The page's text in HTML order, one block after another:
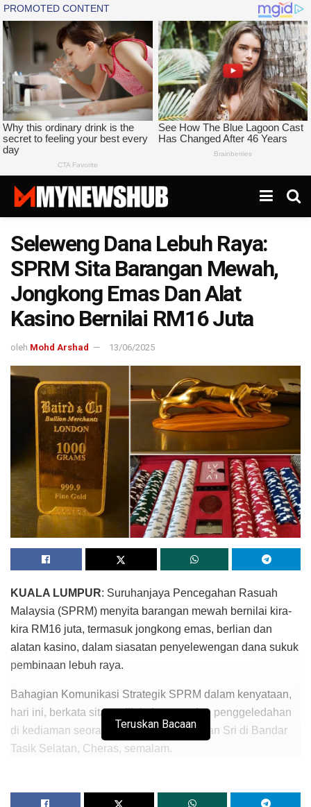
Seleweng Dana Lebuh Raya:
SPRM Sita Barangan Mewah,
Jongkong Emas Dan Alat
Kasino Bernilai RM16 Juta
oleh Mohd Arshad 13/06/2025
KUALA LUMPUR: Suruhanjaya Pencegahan Rasuah
Malaysia (SPRM) menyita barangan mewah bernilai kira-
kira RM16 juta, termasuk jongkong emas, berlian dan
alatan kasino, dalam siasatan penyelewengan dana sukuk
pembinaan lebuh raya.
Bahagian Komunikasi Strategik SPRM dalam kenyataan,
hari ini, berkata sitaan dilakukan susulan penggeledahan
di kediaman seorang individu bergelar Tan Sri di Bandar
Tasik Selatan, Cheras, semalam.
mewah bernilai kira-kira RM3 juta; 11 unit jam tangan
Teruskan Bacaan